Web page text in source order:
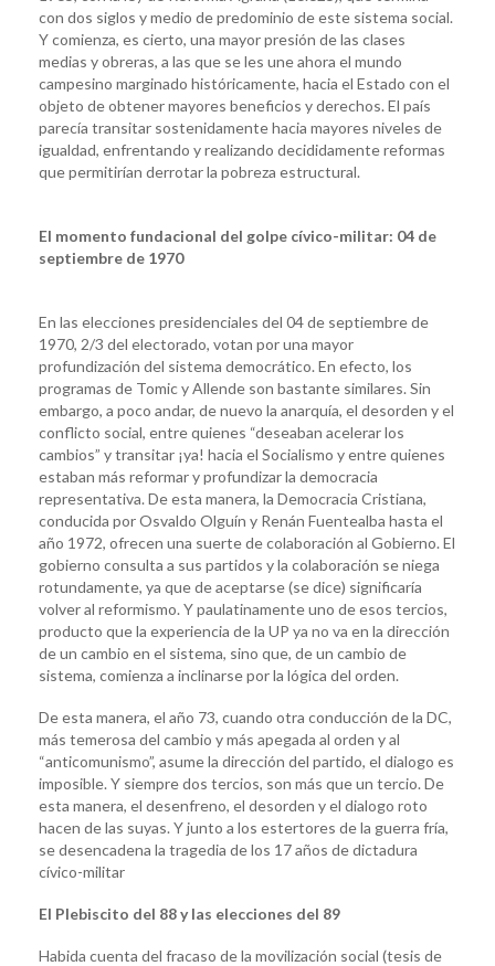
con dos siglos y medio de predominio de este sistema social.
Y comienza, es cierto, una mayor presión de las clases
medias y obreras, a las que se les une ahora el mundo
campesino marginado históricamente, hacia el Estado con el
objeto de obtener mayores beneficios y derechos. El país
parecía transitar sostenidamente hacia mayores niveles de
igualdad, enfrentando y realizando decididamente reformas
que permitirían derrotar la pobreza estructural.
El momento fundacional del golpe cívico-militar: 04 de
septiembre de 1970
En las elecciones presidenciales del 04 de septiembre de
1970, 2/3 del electorado, votan por una mayor
profundización del sistema democrático. En efecto, los
programas de Tomic y Allende son bastante similares. Sin
embargo, a poco andar, de nuevo la anarquía, el desorden y el
conflicto social, entre quienes “deseaban acelerar los
cambios” y transitar ¡ya! hacia el Socialismo y entre quienes
estaban más reformar y profundizar la democracia
representativa. De esta manera, la Democracia Cristiana,
conducida por Osvaldo Olguín y Renán Fuentealba hasta el
año 1972, ofrecen una suerte de colaboración al Gobierno. El
gobierno consulta a sus partidos y la colaboración se niega
rotundamente, ya que de aceptarse (se dice) significaría
volver al reformismo. Y paulatinamente uno de esos tercios,
producto que la experiencia de la UP ya no va en la dirección
de un cambio en el sistema, sino que, de un cambio de
sistema, comienza a inclinarse por la lógica del orden.
De esta manera, el año 73, cuando otra conducción de la DC,
más temerosa del cambio y más apegada al orden y al
“anticomunismo”, asume la dirección del partido, el dialogo es
imposible. Y siempre dos tercios, son más que un tercio. De
esta manera, el desenfreno, el desorden y el dialogo roto
hacen de las suyas. Y junto a los estertores de la guerra fría,
se desencadena la tragedia de los 17 años de dictadura
cívico-militar
El Plebiscito del 88 y las elecciones del 89
Habida cuenta del fracaso de la movilización social (tesis de